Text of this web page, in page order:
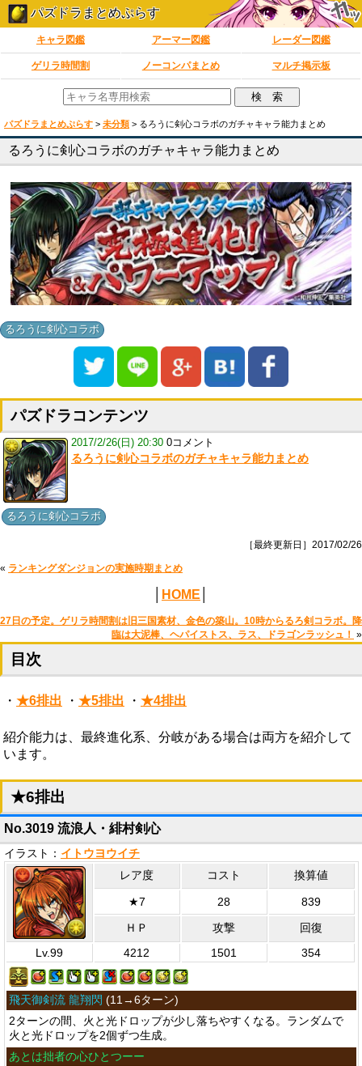
パズドラまとめぷらす
キャラ図鑑 アーマー図鑑 レーダー図鑑
ゲリラ時間割 ノーコンパまとめ マルチ掲示板
パズドラまとめぷらす > 未分類 > るろうに剣心コラボのガチャキャラ能力まとめ
るろうに剣心コラボのガチャキャラ能力まとめ
るろうに剣心コラボ
パズドラコンテンツ
2017/2/26(日) 20:30 0コメント
るろうに剣心コラボのガチャキャラ能力まとめ
るろうに剣心コラボ
［最終更新日］2017/02/26
« ランキングダンジョンの実施時期まとめ
HOME
27日の予定。ゲリラ時間割は旧三国素材、金色の築山。10時からるろ剣コラボ。降
臨は大泥棒、ヘパイストス、ラス、ドラゴンラッシュ！ »
目次
・ ★6排出 ・ ★5排出 ・ ★4排出
紹介能力は、最終進化系、分岐がある場合は両方を紹介して
います。
★6排出
No.3019 流浪人・緋村剣心
イラスト： イトウヨウイチ
レア度 コスト 換算値
★7 28
839
ＨＰ
攻撃
回復
Lv.99
4212 1501 354
飛天御剣流 龍翔閃 (11→6ターン)
2ターンの間、火と光ドロップが少し落ちやすくなる。ランダムで
火と光ドロップを2個ずつ生成。
あとは拙者の心ひとつーー